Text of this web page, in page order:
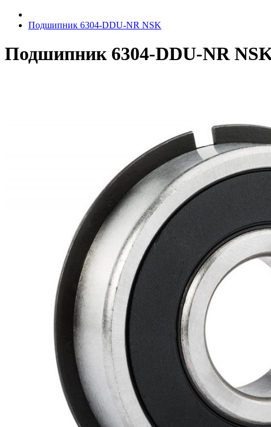
Подшипник 6304-DDU-NR NSK
Подшипник 6304-DDU-NR